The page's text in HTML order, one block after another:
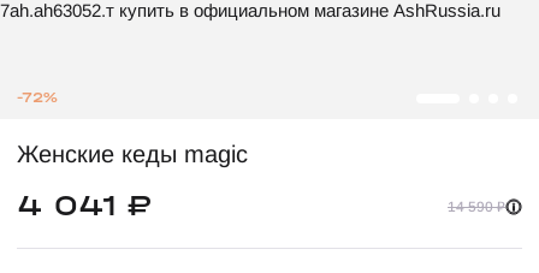
-72%
Женские кеды magic
4 041 ₽ 14 590 ₽